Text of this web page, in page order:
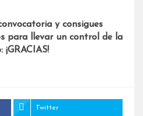
y consigues
para llevar un control de la
Twitter